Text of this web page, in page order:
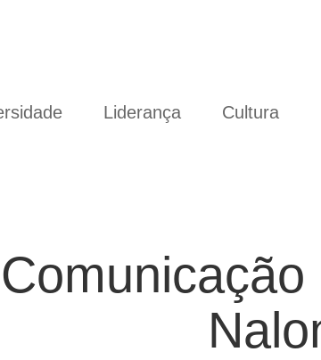
Liderança Cultura